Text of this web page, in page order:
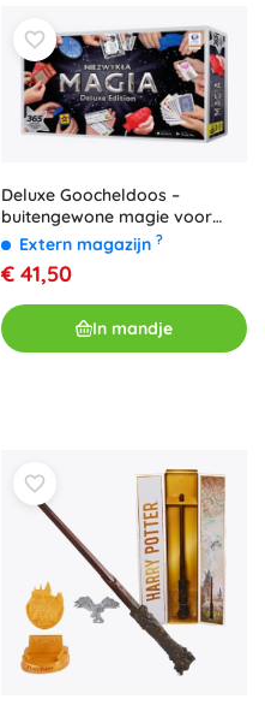
Deluxe Goocheldoos –
buitengewone magie voor
kinderen
Extern magazijn ?
€ 41,50
In mandje